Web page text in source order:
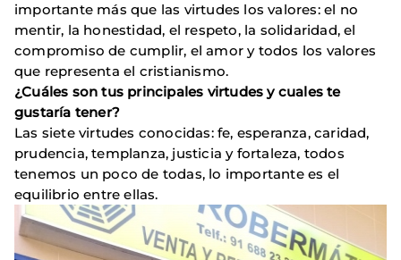
importante más que las virtudes los valores: el no
mentir, la honestidad, el respeto, la solidaridad, el
compromiso de cumplir, el amor y todos los valores
que representa el cristianismo.
¿Cuáles son tus principales virtudes y cuales te
gustaría tener?
Las siete virtudes conocidas: fe, esperanza, caridad,
prudencia, templanza, justicia y fortaleza, todos
tenemos un poco de todas, lo importante es el
equilibrio entre ellas.